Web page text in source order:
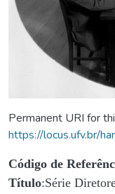
Permanent URI for
https://locus.ufv.br/
Código de
Título:Série